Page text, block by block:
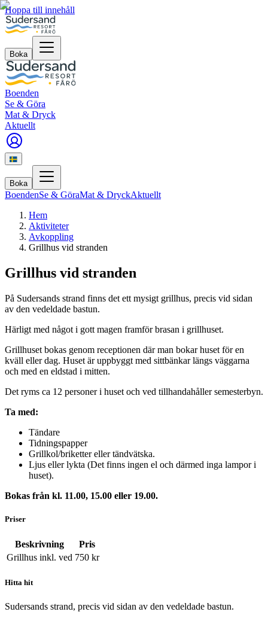
Hoppa till innehåll
Boka
Boenden
Se & Göra
Mat & Dryck
Aktuellt
Boka
BoendenSe & GöraMat & DryckAktuellt
Hem
Aktiviteter
Avkoppling
Grillhus vid stranden
Grillhus vid stranden
På Sudersands strand finns det ett mysigt grillhus, precis vid sidan
av den vedeldade bastun.
Härligt med något i gott magen framför brasan i grillhuset.
Grillhuset bokas genom receptionen där man bokar huset för en
kväll eller dag. Huset är uppbyggt med sittbänkar längs väggarna
och med en eldstad i mitten.
Det ryms ca 12 personer i huset och ved tillhandahåller semesterbyn.
Ta med:
Tändare
Tidningspapper
Grillkol/briketter eller tändvätska.
Ljus eller lykta (Det finns ingen el och därmed inga lampor i
huset).
Bokas från kl. 11.00, 15.00 eller 19.00.
Priser
Beskrivning
Pris
Grillhus inkl. ved 750 kr
Hitta hit
Sudersands strand, precis vid sidan av den vedeldade bastun.